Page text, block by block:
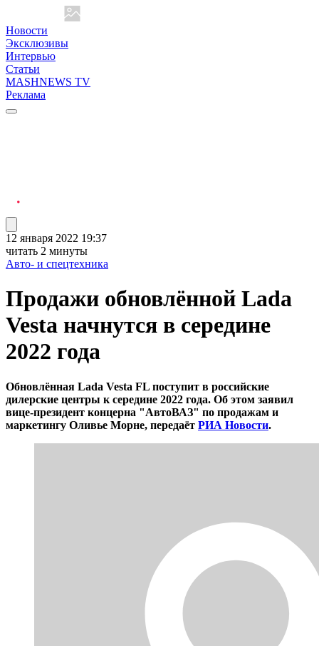
Новости
Эксклюзивы
Интервью
Статьи
MASHNEWS TV
Реклама
12 января 2022 19:37
читать 2 минуты
Авто- и спецтехника
Продажи обновлённой Lada
Vesta начнутся в середине
2022 года
Обновлённая Lada Vesta FL поступит в российские
дилерские центры к середине 2022 года. Об этом заявил
вице-президент концерна "АвтоВАЗ" по продажам и
маркетингу Оливье Морне, передаёт РИА Новости.